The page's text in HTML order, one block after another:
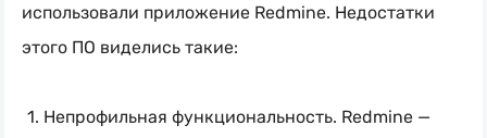
использовали приложение Redmine. Недостатки
этого ПО виделись такие:
Непрофильная функциональность. Redmine —